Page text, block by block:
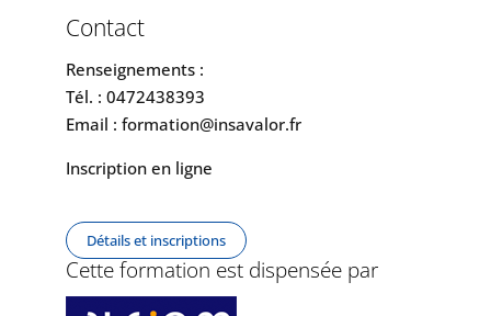
Contact
Renseignements :
Tél. : 0472438393
Email : formation@insavalor.fr
Inscription en ligne
Détails et inscriptions
Cette formation est dispensée par